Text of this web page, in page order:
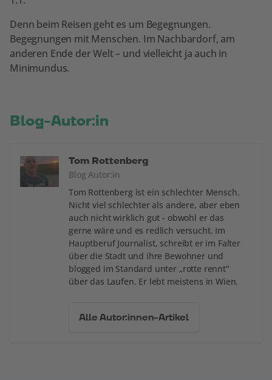
Denn beim Reisen geht es um Begegnungen.
Begegnungen mit Menschen. Im Nachbardorf, am
anderen Ende der Welt – und vielleicht ja auch in
Minimundus.
Blog-Autor:in
Tom Rottenberg
Blog Autor:in
Tom Rottenberg ist ein schlechter Mensch.
Nicht viel schlechter als andere, aber eben
auch nicht wirklich gut - obwohl er das
gerne wäre und es redlich versucht. Im
Hauptberuf Journalist, schreibt er im Falter
über die Stadt und ihre Bewohner und
blogged im Standard unter „rotte rennt“
über das Laufen. Er lebt meistens in Wien.
Alle Autor:innen-Artikel